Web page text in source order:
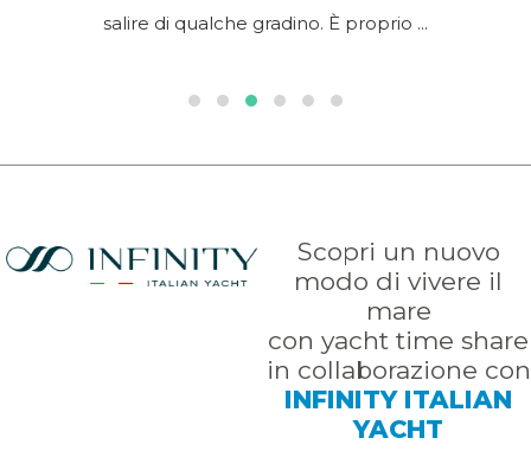
salire di qualche gradino. È proprio ...
Scopri un nuovo
modo di vivere il
mare
con yacht time share
in collaborazione con
INFINITY ITALIAN
YACHT